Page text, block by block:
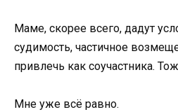
Маме, скорее всего, дадут
судимость, частичное
привлечь как соучастника.
Мне уже всё равно.